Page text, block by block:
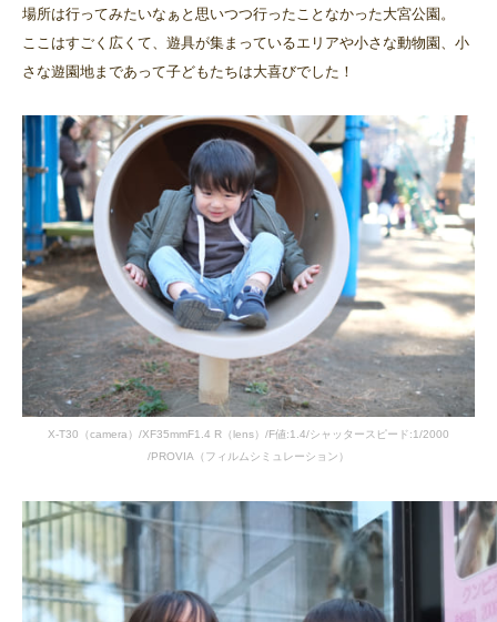
場所は行ってみたいなぁと思いつつ行ったことなかった大宮公園。
ここはすごく広くて、遊具が集まっているエリアや小さな動物園、小
さな遊園地まであって子どもたちは大喜びでした！
X-T30（camera）/XF35mmF1.4 R（lens）/F値:1.4/シャッタースピード:1/2000
/PROVIA（フィルムシミュレーション）